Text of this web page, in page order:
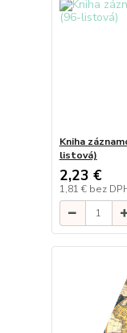
Kniha
listová)
2,23 €
1,81 € bez